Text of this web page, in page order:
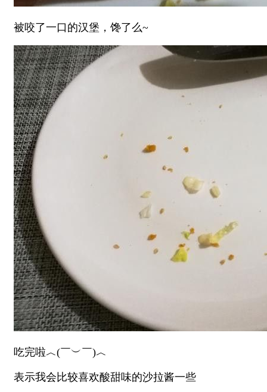
被咬了一口的汉堡，馋了么~
吃完啦︿(￣︶￣)︿
表示我会比较喜欢酸甜味的沙拉酱一些